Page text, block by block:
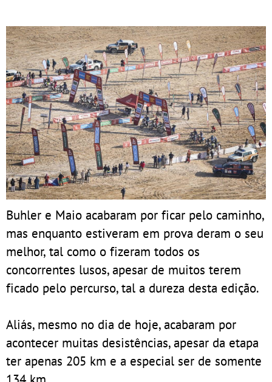
Buhler e Maio acabaram por ficar pelo caminho,
mas enquanto estiveram em prova deram o seu
melhor, tal como o fizeram todos os
concorrentes lusos, apesar de muitos terem
ficado pelo percurso, tal a dureza desta edição.
Aliás, mesmo no dia de hoje, acabaram por
acontecer muitas desistências, apesar da etapa
ter apenas 205 km e a especial ser de somente